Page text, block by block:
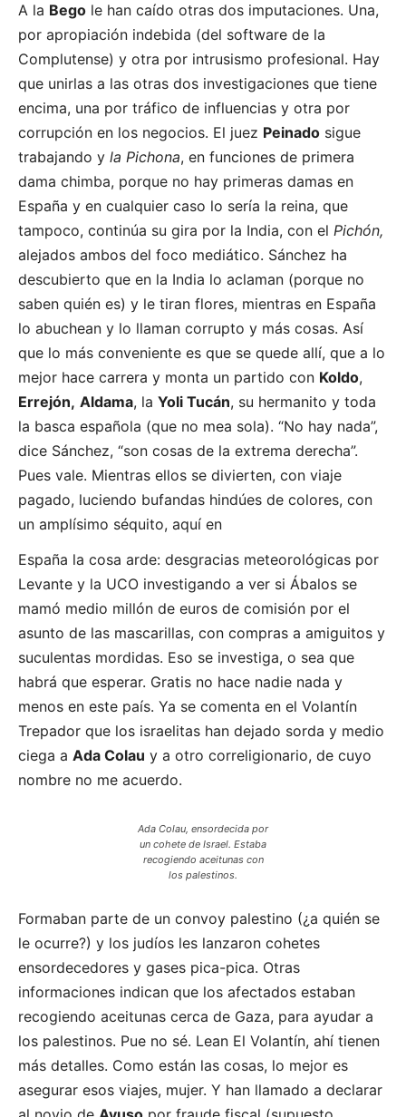
A la Bego le han caído otras dos imputaciones. Una,
por apropiación indebida (del software de la
Complutense) y otra por intrusismo profesional. Hay
que unirlas a las otras dos investigaciones que tiene
encima, una por tráfico de influencias y otra por
corrupción en los negocios. El juez Peinado sigue
trabajando y la Pichona, en funciones de primera
dama chimba, porque no hay primeras damas en
España y en cualquier caso lo sería la reina, que
tampoco, continúa su gira por la India, con el Pichón,
alejados ambos del foco mediático. Sánchez ha
descubierto que en la India lo aclaman (porque no
saben quién es) y le tiran flores, mientras en España
lo abuchean y lo llaman corrupto y más cosas. Así
que lo más conveniente es que se quede allí, que a lo
mejor hace carrera y monta un partido con Koldo,
Errejón, Aldama, la Yoli Tucán, su hermanito y toda
la basca española (que no mea sola). “No hay nada”,
dice Sánchez, “son cosas de la extrema derecha”.
Pues vale. Mientras ellos se divierten, con viaje
pagado, luciendo bufandas hindúes de colores, con
un amplísimo séquito, aquí en
España la cosa arde: desgracias meteorológicas por
Levante y la UCO investigando a ver si Ábalos se
mamó medio millón de euros de comisión por el
asunto de las mascarillas, con compras a amiguitos y
suculentas mordidas. Eso se investiga, o sea que
habrá que esperar. Gratis no hace nadie nada y
menos en este país. Ya se comenta en el Volantín
Trepador que los israelitas han dejado sorda y medio
ciega a Ada Colau y a otro correligionario, de cuyo
nombre no me acuerdo.
Ada Colau, ensordecida por
un cohete de Israel. Estaba
recogiendo aceitunas con
los palestinos.
Formaban parte de un convoy palestino (¿a quién se
le ocurre?) y los judíos les lanzaron cohetes
ensordecedores y gases pica-pica. Otras
informaciones indican que los afectados estaban
recogiendo aceitunas cerca de Gaza, para ayudar a
los palestinos. Pue no sé. Lean El Volantín, ahí tienen
más detalles. Como están las cosas, lo mejor es
asegurar esos viajes, mujer. Y han llamado a declarar